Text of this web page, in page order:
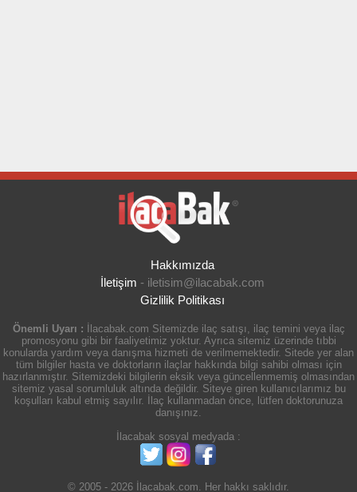
Hakkımızda
İletişim - iletisim@ilacabak.com
Gizlilik Politikası
Önemli Uyarı : İlacabak.com Sitemizde ilaç satışı, ilaç temini veya ilaç
promosyonu gibi bir faaliyetimiz yoktur. Ayrıca sitemiz üzerinde tıbbi
konularda yardım veya danışma hizmeti de verilmemektedir. Sitede yer alan
tüm bilgiler hasta ve doktorların ilaçlar hakkında bilgi sahibi olması için
hazırlanmıştır. Sitemizdeki bilgilerin eksik veya güncellenmemiş olmasından
sitemiz yasal sorumluluk altında değildir. Siteye giren kullanıcılarımız bu
koşulları kabul etmiş sayılır. İlaç kullanmadan önce, lütfen doktorunuza
danışınız.
İlacabak sosyal medyada :
© 2005 - 2026 İlacabak.com. Her hakkı saklıdır.